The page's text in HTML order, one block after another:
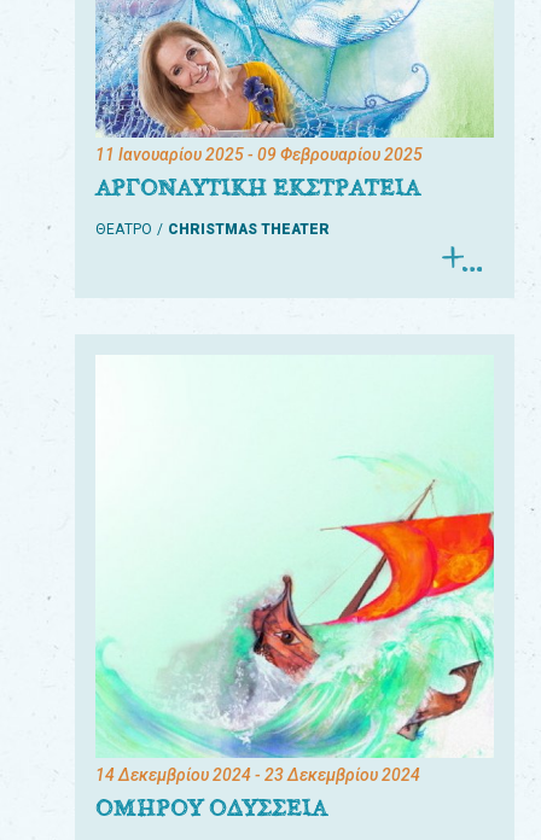
11 Ιανουαρίου 2025- 09 Φεβρουαρίου 2025
ΑΡΓΟΝΑΥΤΙΚΗ ΕΚΣΤΡΑΤΕΙΑ
ΘΕΑΤΡΟ CHRISTMAS THEATER
14 Δεκεμβρίου 2024- 23 Δεκεμβρίου 2024
ΟΜΗΡΟΥ ΟΔΥΣΣΕΙΑ